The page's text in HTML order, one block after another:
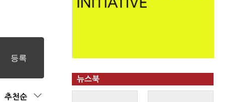
추천순
뉴스북